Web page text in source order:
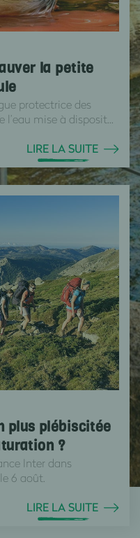
la petite
protectrice des
mise à disposit...
LIRE LA SUITE
plus plébiscitée
?
Inter dans
6 août.
LIRE LA SUITE